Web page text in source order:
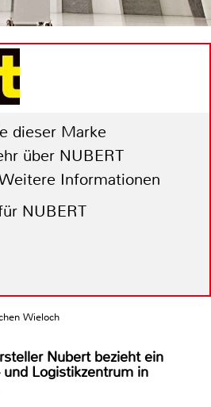
dieser Marke
über NUBERT
Informationen
NUBERT
Wieloch
Nubert bezieht ein
Logistikzentrum in